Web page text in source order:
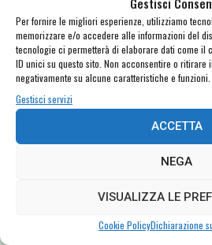
Per fornire le migliori esperienze, utilizziamo
memorizzare e/o accedere alle informazioni del
tecnologie ci permetterà di elaborare dati come il
ID unici su questo sito. Non acconsentire o ritirare
negativamente su alcune caratteristiche e funzioni.
Gestisci servizi
ACCETTA
NEGA
VISUALIZZA LE
Cookie PolicyDichiarazione